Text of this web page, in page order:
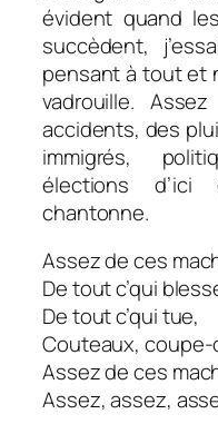
évident quand
succèdent,
pensant à tout et
vadrouille.
accidents, des
immigrés,
élections
chantonne.
Assez de ces
De tout c’qui
De tout c’qui tue,
Couteaux,
Assez de ces
Assez, assez,